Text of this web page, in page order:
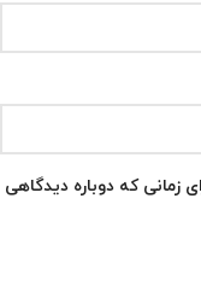
زمانی که دوباره دیدگاهی